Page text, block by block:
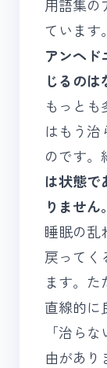
用語集の
ています。
アンヘド
じるのは
もっと
はもう治
のです。
は状態で
りません。
睡眠の乱
戻ってく
ます。た
直線的に
「治ら
由があり